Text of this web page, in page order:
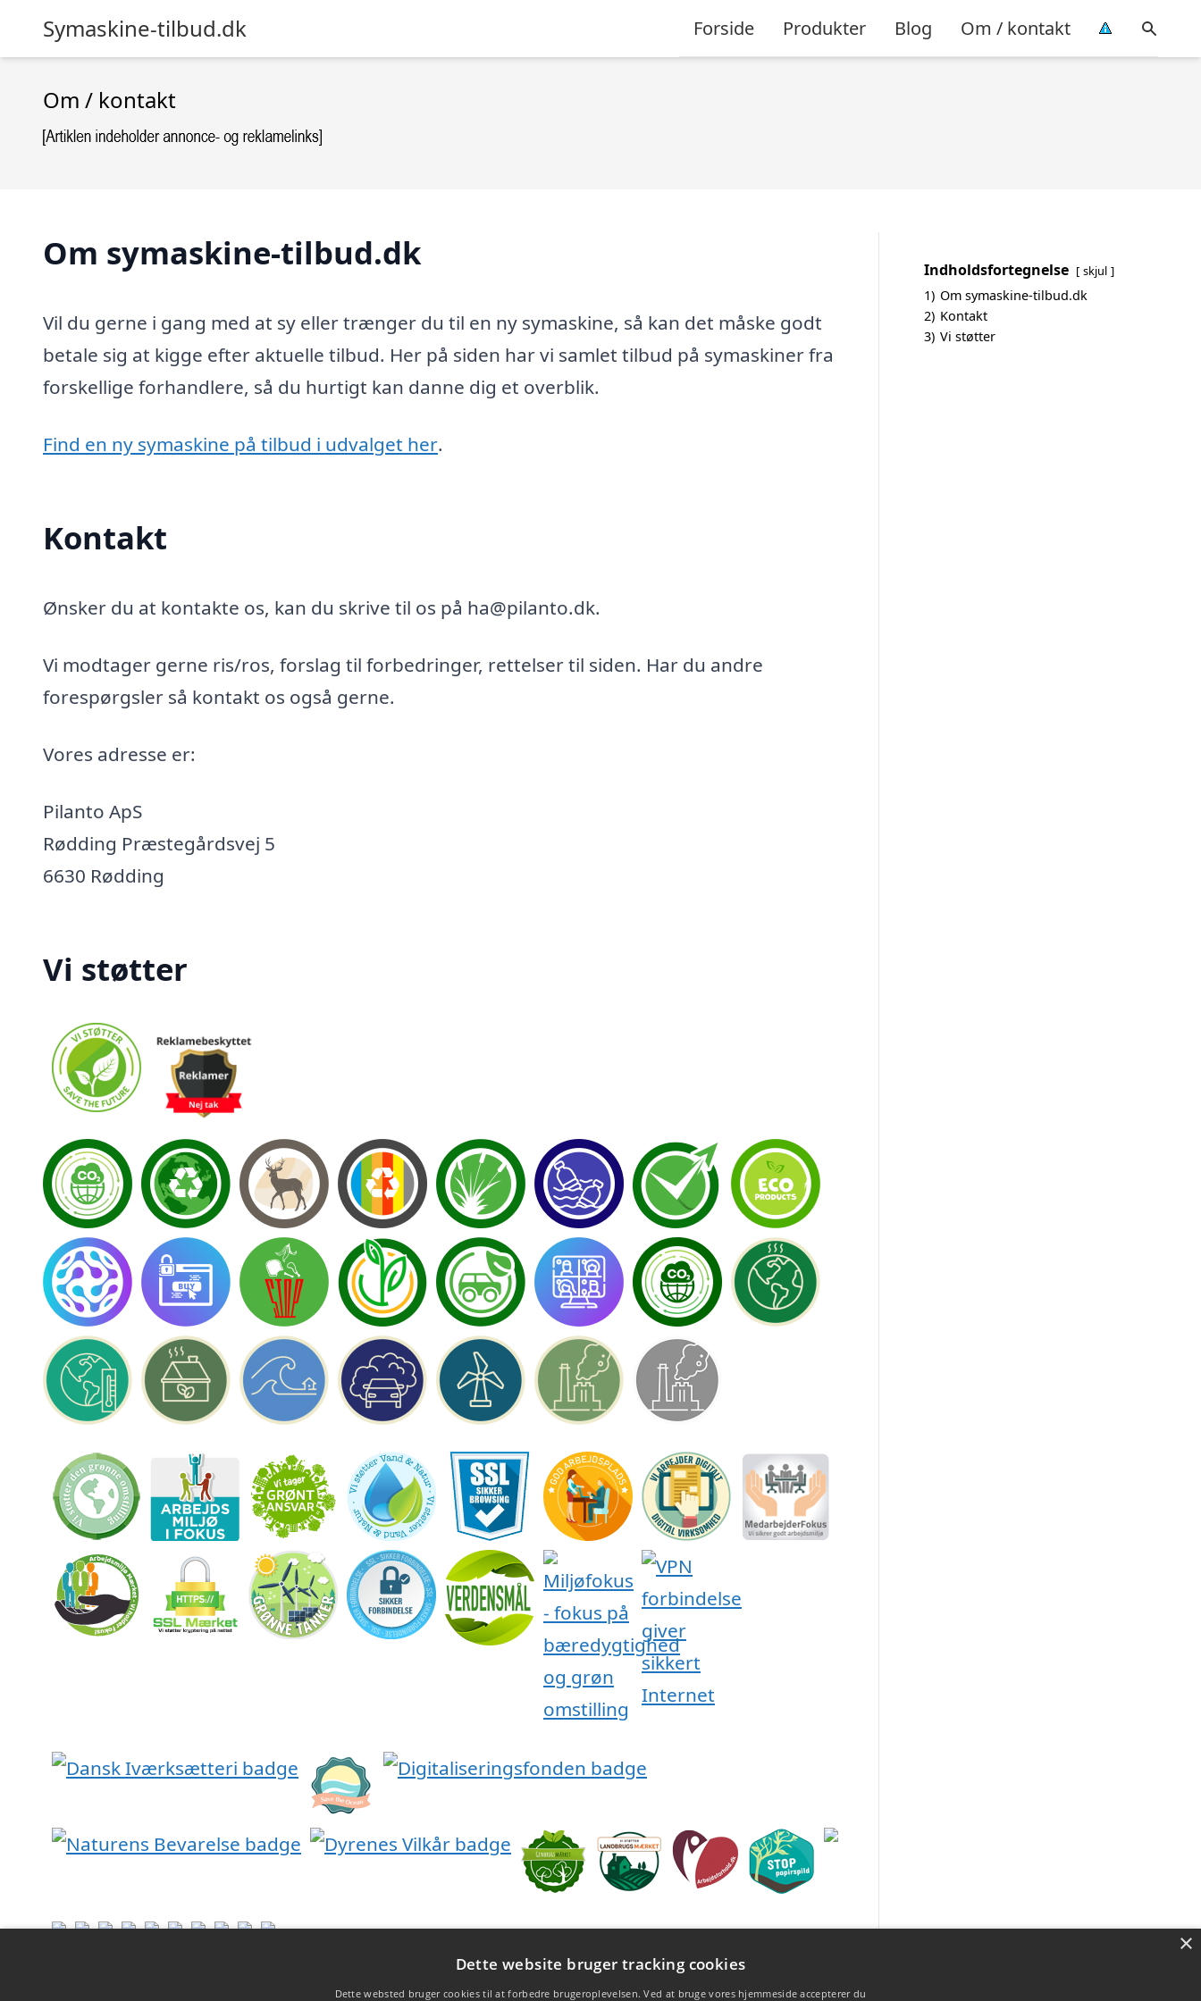
Symaskine-tilbud.dk Forside Produkter Blog Om / kontakt
Om / kontakt
Om symaskine-tilbud.dk
Vil du gerne i gang med at sy eller trænger du til en ny symaskine, så kan det måske godt
betale sig at kigge efter aktuelle tilbud. Her på siden har vi samlet tilbud på symaskiner fra
forskellige forhandlere, så du hurtigt kan danne dig et overblik.
Find en ny symaskine på tilbud i udvalget her.
Kontakt
Ønsker du at kontakte os, kan du skrive til os på ha@pilanto.dk.
Vi modtager gerne ris/ros, forslag til forbedringer, rettelser til siden. Har du andre
forespørgsler så kontakt os også gerne.
Vores adresse er:
Pilanto ApS
Rødding Præstegårdsvej 5
6630 Rødding
Vi støtter
Indholdsfortegnelse skjul
1) Om symaskine-tilbud.dk
2) Kontakt
3) Vi støtter
×
Dette website bruger tracking cookies
Dette websted bruger cookies til at forbedre brugeroplevelsen. Ved at bruge vores hjemmeside accepterer du